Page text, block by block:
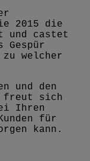
2015 die
und castet
welcher
und den
freut sich
Ihren
für
kann.